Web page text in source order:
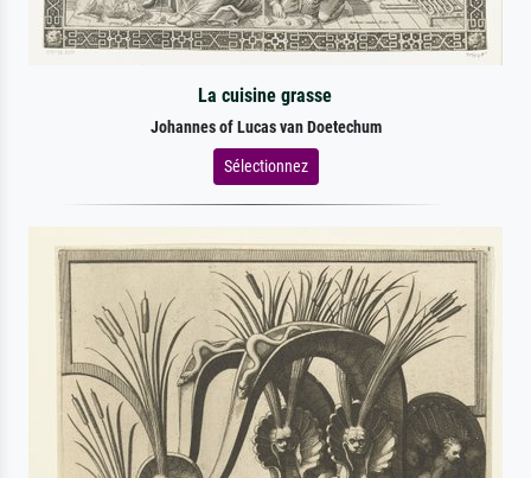
La cuisine grasse
Johannes of Lucas van Doetechum
Sélectionnez